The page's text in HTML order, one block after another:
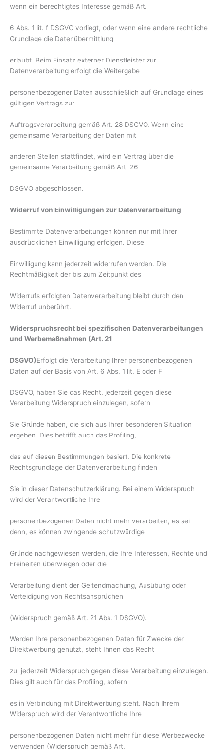
wenn ein berechtigtes Interesse gemäß Art.
6 Abs. 1 lit. f DSGVO vorliegt, oder wenn eine andere rechtliche
Grundlage die Datenübermittlung
erlaubt. Beim Einsatz externer Dienstleister zur
Datenverarbeitung erfolgt die Weitergabe
personenbezogener Daten ausschließlich auf Grundlage eines
gültigen Vertrags zur
Auftragsverarbeitung gemäß Art. 28 DSGVO. Wenn eine
gemeinsame Verarbeitung der Daten mit
anderen Stellen stattfindet, wird ein Vertrag über die
gemeinsame Verarbeitung gemäß Art. 26
DSGVO abgeschlossen.
Widerruf von Einwilligungen zur Datenverarbeitung
Bestimmte Datenverarbeitungen können nur mit Ihrer
ausdrücklichen Einwilligung erfolgen. Diese
Einwilligung kann jederzeit widerrufen werden. Die
Rechtmäßigkeit der bis zum Zeitpunkt des
Widerrufs erfolgten Datenverarbeitung bleibt durch den
Widerruf unberührt.
Widerspruchsrecht bei spezifischen Datenverarbeitungen
und Werbemaßnahmen (Art. 21
DSGVO)Erfolgt die Verarbeitung Ihrer personenbezogenen
Daten auf der Basis von Art. 6 Abs. 1 lit. E oder F
DSGVO, haben Sie das Recht, jederzeit gegen diese
Verarbeitung Widerspruch einzulegen, sofern
Sie Gründe haben, die sich aus Ihrer besonderen Situation
ergeben. Dies betrifft auch das Profiling,
das auf diesen Bestimmungen basiert. Die konkrete
Rechtsgrundlage der Datenverarbeitung finden
Sie in dieser Datenschutzerklärung. Bei einem Widerspruch
wird der Verantwortliche Ihre
personenbezogenen Daten nicht mehr verarbeiten, es sei
denn, es können zwingende schutzwürdige
Gründe nachgewiesen werden, die Ihre Interessen, Rechte und
Freiheiten überwiegen oder die
Verarbeitung dient der Geltendmachung, Ausübung oder
Verteidigung von Rechtsansprüchen
(Widerspruch gemäß Art. 21 Abs. 1 DSGVO).
Werden Ihre personenbezogenen Daten für Zwecke der
Direktwerbung genutzt, steht Ihnen das Recht
zu, jederzeit Widerspruch gegen diese Verarbeitung einzulegen.
Dies gilt auch für das Profiling, sofern
es in Verbindung mit Direktwerbung steht. Nach Ihrem
Widerspruch wird der Verantwortliche Ihre
personenbezogenen Daten nicht mehr für diese Werbezwecke
verwenden (Widerspruch gemäß Art.